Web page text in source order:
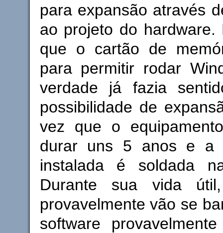
para expansão através
ao projeto do hardware.
que o cartão de
para permitir rodar
verdade já fazia
possibilidade de
vez que o
durar uns 5 anos e a
instalada é soldada
Durante sua vida
provavelmente vão se
software